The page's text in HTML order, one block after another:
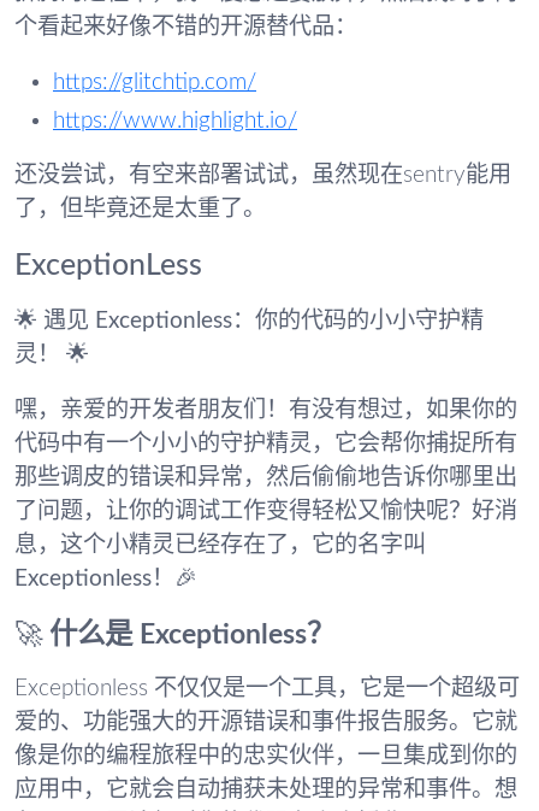
个看起来好像不错的开源替代品：
https://glitchtip.com/
https://www.highlight.io/
还没尝试，有空来部署试试，虽然现在sentry能用
了，但毕竟还是太重了。
ExceptionLess
🌟 遇见 Exceptionless：你的代码的小小守护精
灵！
🌟
嘿，亲爱的开发者朋友们！有没有想过，如果你的
代码中有一个小小的守护精灵，它会帮你捕捉所有
那些调皮的错误和异常，然后偷偷地告诉你哪里出
了问题，让你的调试工作变得轻松又愉快呢？好消
息，这个小精灵已经存在了，它的名字叫
Exceptionless！🎉
🚀 什么是 Exceptionless？
Exceptionless 不仅仅是一个工具，它是一个超级可
爱的、功能强大的开源错误和事件报告服务。它就
像是你的编程旅程中的忠实伙伴，一旦集成到你的
应用中，它就会自动捕获未处理的异常和事件。想